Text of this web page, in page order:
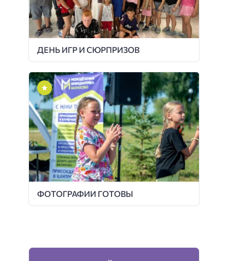
ДЕНЬ ИГР И СЮРПРИЗОВ
ФОТОГРАФИИ ГОТОВЫ